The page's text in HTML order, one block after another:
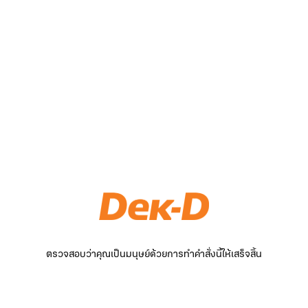
ตรวจสอบว่าคุณเป็นมนุษย์ด้วยการทำคำสั่งนี้ให้เสร็จสิ้น